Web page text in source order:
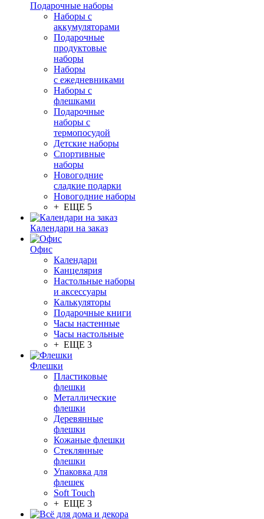
Подарочные наборы
Наборы с
аккумуляторами
Подарочные
продуктовые
наборы
Наборы
с ежедневниками
Наборы с
флешками
Подарочные
наборы с
термопосудой
Детские наборы
Спортивные
наборы
Новогодние
сладкие подарки
Новогодние наборы
+ ЕЩЕ 5
Календари на заказ
Офис
Календари
Канцелярия
Настольные наборы
и аксессуары
Калькуляторы
Подарочные книги
Часы настенные
Часы настольные
+ ЕЩЕ 3
Флешки
Пластиковые
флешки
Металлические
флешки
Деревянные
флешки
Кожаные флешки
Стеклянные
флешки
Упаковка для
флешек
Soft Touch
+ ЕЩЕ 3